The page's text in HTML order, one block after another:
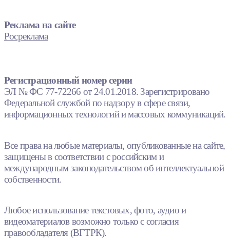
Реклама на сайте
Росреклама
Регистрационный номер серии
ЭЛ № ФС 77-72266 от 24.01.2018. Зарегистрировано
Федеральной службой по надзору в сфере связи,
информационных технологий и массовых коммуникаций.
Все права на любые материалы, опубликованные на сайте,
защищены в соответствии с российским и
международным законодательством об интеллектуальной
собственности.
Любое использование текстовых, фото, аудио и
видеоматериалов возможно только с согласия
правообладателя (ВГТРК).